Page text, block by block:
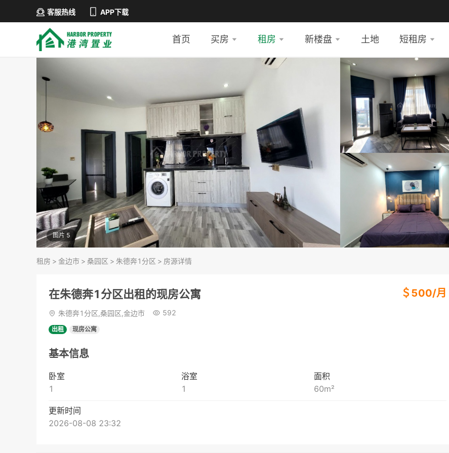
客服热线 APP下载
首页 买房 租房 新楼盘 土地 短租房
图片 5
租房 > 金边市 > 桑园区 > 朱德奔1分区 > 房源详情
在朱德奔1分区出租的现房公寓 ＄ 500/月
朱德奔1分区,桑园区,金边市 592
出租 现房公寓
基本信息
卧室
1
浴室
1
面积
60m²
更新时间
2026-08-08 23:32